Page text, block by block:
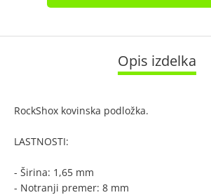
Opis izdelka
RockShox kovinska podložka.
LASTNOSTI:
- Širina: 1,65 mm
- Notranji premer: 8 mm